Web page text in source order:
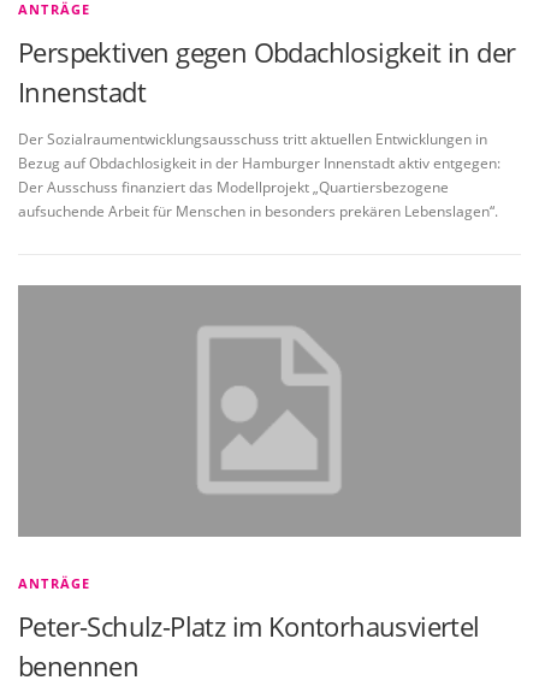
ANTRÄGE
Perspektiven gegen Obdachlosigkeit in der
Innenstadt
Der Sozialraumentwicklungsausschuss tritt aktuellen Entwicklungen in
Bezug auf Obdachlosigkeit in der Hamburger Innenstadt aktiv entgegen:
Der Ausschuss finanziert das Modellprojekt „Quartiersbezogene
aufsuchende Arbeit für Menschen in besonders prekären Lebenslagen“.
ANTRÄGE
Peter-Schulz-Platz im Kontorhausviertel
benennen